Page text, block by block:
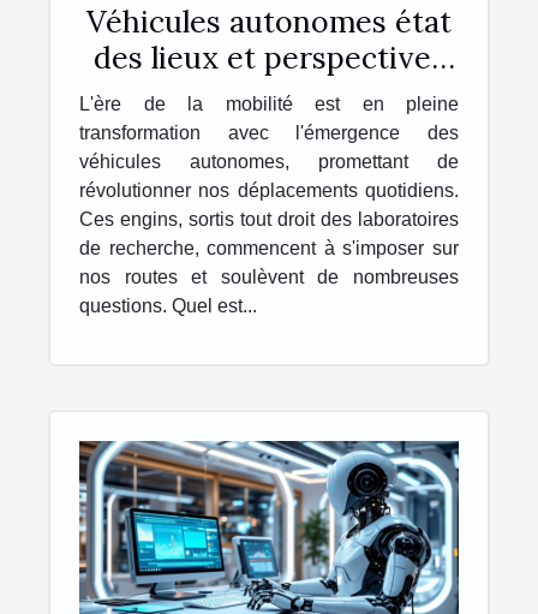
Véhicules autonomes état
des lieux et perspectives
d'avenir
L'ère de la mobilité est en pleine
transformation avec l'émergence des
véhicules autonomes, promettant de
révolutionner nos déplacements quotidiens.
Ces engins, sortis tout droit des laboratoires
de recherche, commencent à s'imposer sur
nos routes et soulèvent de nombreuses
questions. Quel est...